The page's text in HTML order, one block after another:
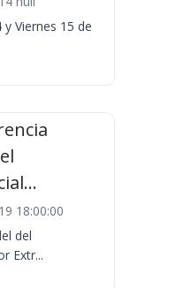
y Viernes 15 de
18:00:00
del
Extr...